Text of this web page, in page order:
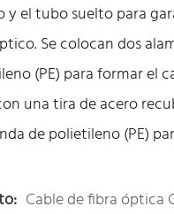
y el tubo suelto para
Se colocan dos
(PE) para formar el
una tira de acero
de polietileno (PE)
Cable de fibra óptica